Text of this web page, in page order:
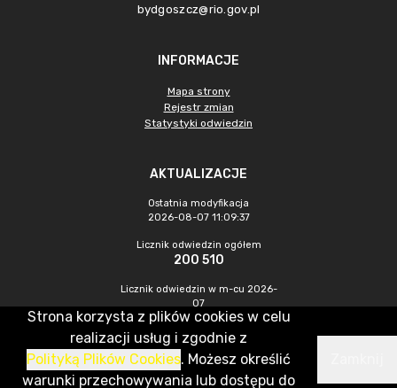
bydgoszcz@rio.gov.pl
INFORMACJE
Mapa strony
Rejestr zmian
Statystyki odwiedzin
AKTUALIZACJE
Ostatnia modyfikacja
2026-08-07 11:09:37
Licznik odwiedzin ogółem
200 510
Licznik odwiedzin w m-cu 2026-
07
743
CMS & Hosting: Nefeni Sp. z o.o.
Strona korzysta z plików cookies w celu
realizacji usług i zgodnie z
Polityką Plików Cookies. Możesz określić
warunki przechowywania lub dostępu do